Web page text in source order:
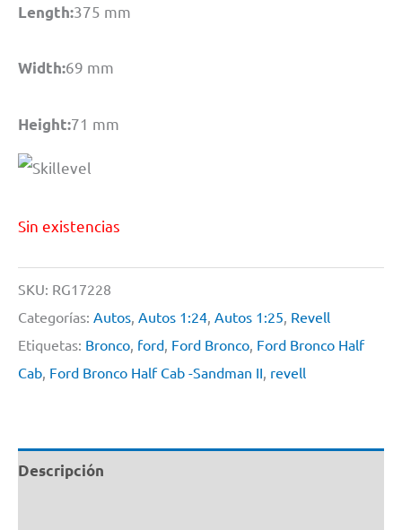
Length:375 mm
Width:69 mm
Height:71 mm
Sin existencias
SKU: RG17228
Categorías: Autos Autos 1:24 Autos 1:25 Revell
Etiquetas: Bronco ford Ford Bronco Ford Bronco Half
Cab Ford Bronco Half Cab -Sandman II revell
Descripción